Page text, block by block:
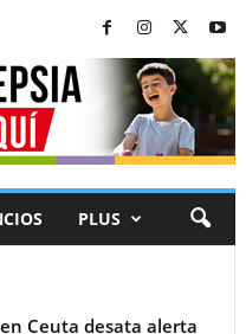
PLUS
Ceuta desata alerta